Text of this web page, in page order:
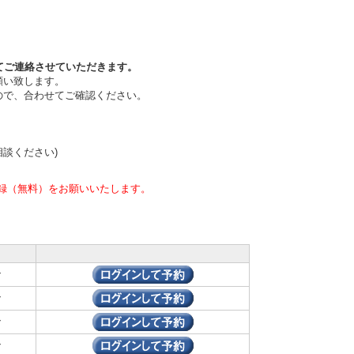
連絡させていただきます。
致します。
、合わせてご確認ください。
ください)
無料）をお願いいたします。